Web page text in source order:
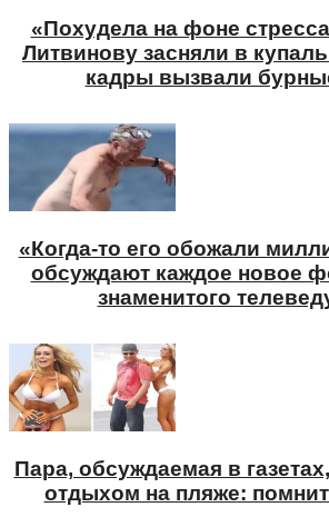
«Похудела на фоне
Литвинову засняли в
кадры вызвали
«Когда-то его обожали
обсуждают каждое новое
знаменитого
Пара, обсуждаемая в
отдыхом на пляже: